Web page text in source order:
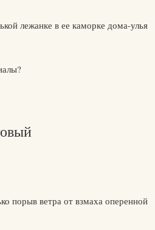
лежанке в ее каморке дома-улья
порыв ветра от взмаха оперенной